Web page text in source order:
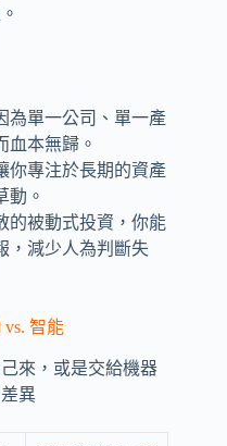
為單一公司、單一產
血本無歸。
你專注於長期的資產
動。
的被動式投資，你能
，減少人為判斷失
智能
來，或是交給機器
異